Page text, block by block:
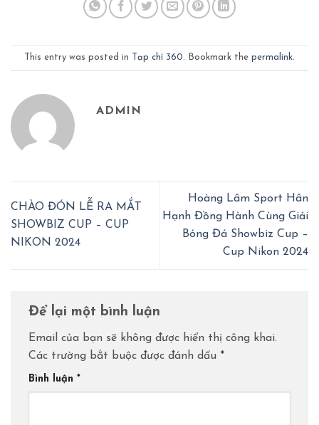
This entry was posted in Tạp chí 360. Bookmark the permalink.
ADMIN
CHÀO ĐÓN LỄ RA MẮT
SHOWBIZ CUP – CUP
NIKON 2024
Hoàng Lâm Sport Hân
Hạnh Đồng Hành Cùng Giải
Bóng Đá Showbiz Cup –
Cup Nikon 2024
Để lại một bình luận
Email của bạn sẽ không được hiển thị công khai.
Các trường bắt buộc được đánh dấu *
Bình luận *